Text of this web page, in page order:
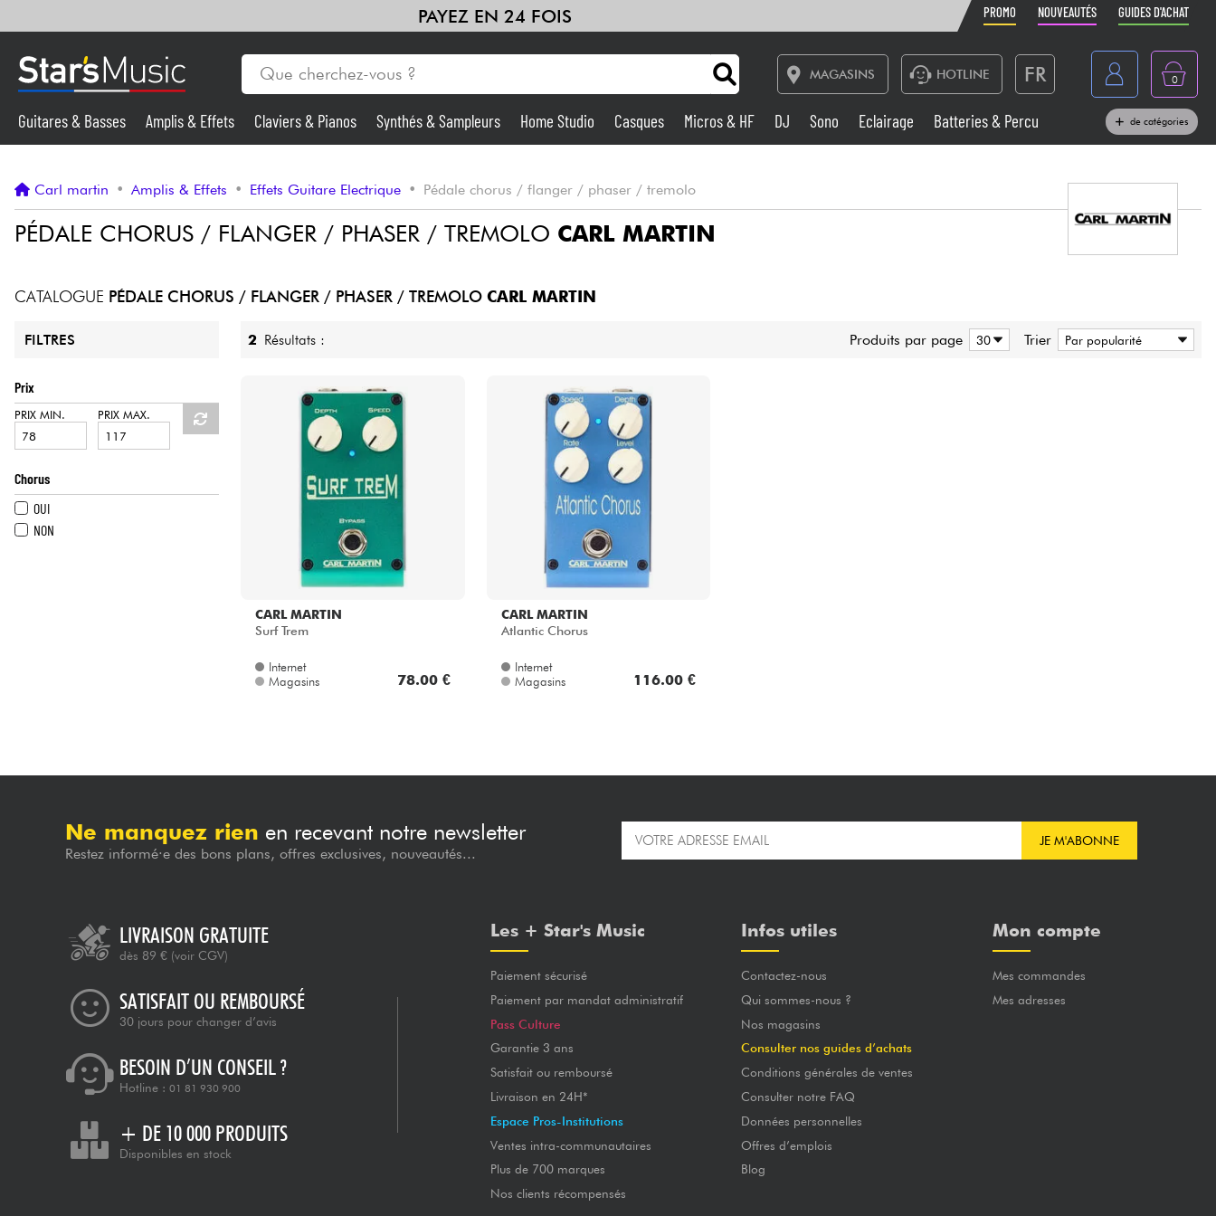
PAYEZ EN 24 FOIS PROMO NOUVEAUTÉS GUIDES D'ACHAT
MAGASINS HOTLINE FR
Belgique
België
0
Synthés & Sampleurs Home Studio Casques
HiFi
Voir nos marques
Guitares & Basses Amplis & Effets Claviers & Pianos Synthés & Sampleurs Home Studio Casques Micros & HF DJ Sono Eclairage
Batteries & Percu
de catégories
Carl martin • Amplis & Effets • Effets Guitare Electrique • Pédale chorus / flanger / phaser / tremolo
PÉDALE CHORUS / FLANGER / PHASER / TREMOLO CARL MARTIN
CATALOGUE PÉDALE CHORUS / FLANGER / PHASER / TREMOLO CARL MARTIN
FILTRES
Prix
PRIX MIN. PRIX MAX.
Chorus
OUI
NON
2 Résultats : Produits par page Trier
CARL MARTIN
Surf Trem
Internet
Magasins
78.00 €
CARL MARTIN
Atlantic Chorus
Internet
Magasins
116.00 €
Ne manquez rien en recevant notre newsletter
Restez informé·e des bons plans, offres exclusives, nouveautés...
JE M'ABONNE
LIVRAISON GRATUITE
dès 89 € (voir CGV)
SATISFAIT OU REMBOURSÉ
30 jours pour changer d’avis
BESOIN D’UN CONSEIL ?
Hotline : 01 81 930 900
+ DE 10 000 PRODUITS
Disponibles en stock
Les + Star's Music
Paiement sécurisé
Paiement par mandat administratif
Pass Culture
Garantie 3 ans
Satisfait ou remboursé
Livraison en 24H*
Espace Pros-Institutions
Ventes intra-communautaires
Plus de 700 marques
Nos clients récompensés
Infos utiles
Contactez-nous
Qui sommes-nous ?
Nos magasins
Consulter nos guides d’achats
Conditions générales de ventes
Consulter notre FAQ
Données personnelles
Offres d’emplois
Blog
Mon compte
Mes commandes
Mes adresses